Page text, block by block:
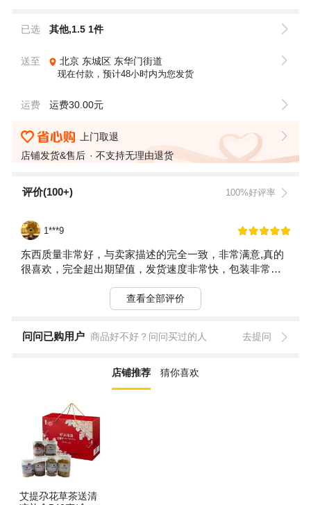
已选 其他,1.5 1件
送至 北京 东城区 东华门街道
现在付款，预计48小时内为您发货
运费 运费30.00元
上门取退
店铺发货&售后
不支持无理由退货
评价(100+) 100%好评率
1***9
东西质量非常好，与卖家描述的完全一致，非常满意,真的
很喜欢，完全超出期望值，发货速度非常快，包装非常仔
的一次购物。快递很快，小哥很礼貌，多等了我几分钟也
查看全部评价
问问已购用户 商品好不好？问问买过的人 去提问
店铺推荐 猜你喜欢
艾提尕花草茶送清